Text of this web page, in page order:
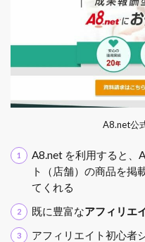
A8.net公
A8.net を利用すると、
ト（店舗）の商品を掲
てくれる
既に豊富なアフィリエ
アフィリエイト初心者